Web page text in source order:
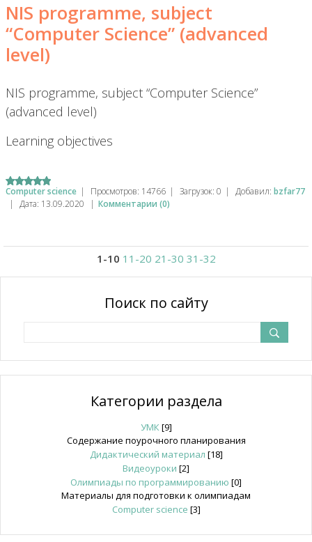
NIS programme, subject
“Computer Science” (advanced
level)
NIS programme, subject “Computer Science”
(advanced level)
Learning objectives
Computer science | Просмотров: 14766 | Загрузок: 0 | Добавил: bzfar77
|
Дата: 13.09.2020 | Комментарии (0)
1-10 11-20 21-30 31-32
Поиск по сайту
Категории раздела
УМК[9]
Содержание поурочного планирования
Дидактический материал [18]
Видеоуроки [2]
Олимпиады по программированию [0]
Материалы для подготовки к олимпиадам
Computer science [3]